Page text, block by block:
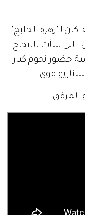
لـ"زهرة الخليج"
تنبأت بالنجاح
حضور نجوم كبار
قوي.
المرفق.